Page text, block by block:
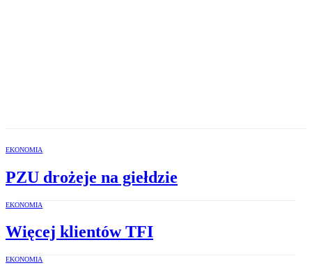
EKONOMIA
PZU drożeje na giełdzie
EKONOMIA
Więcej klientów TFI
EKONOMIA